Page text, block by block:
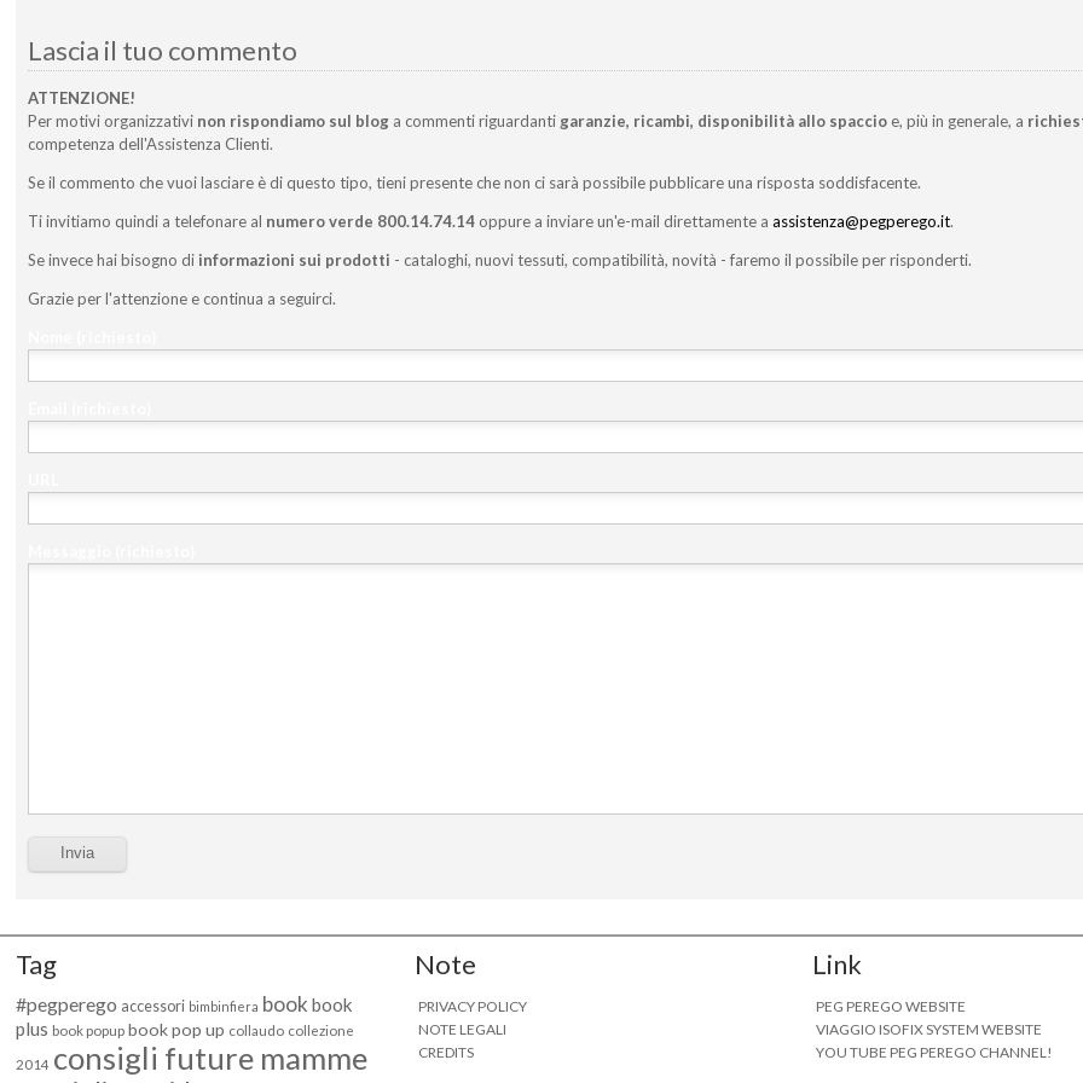
Lascia il tuo commento
ATTENZIONE!
Per motivi organizzativi non rispondiamo sul blog a commenti riguardanti garanzie, ricambi, disponibilità allo spaccio e, più in generale, a
competenza dell'Assistenza Clienti.
Se il commento che vuoi lasciare è di questo tipo, tieni presente che non ci sarà possibile pubblicare una risposta soddisfacente.
Ti invitiamo quindi a telefonare al numero verde 800.14.74.14 oppure a inviare un'e-mail direttamente aassistenza@pegperego.it.
Se invece hai bisogno di informazioni sui prodotti - cataloghi, nuovi tessuti, compatibilità, novità - faremo il possibile per risponderti.
Grazie per l'attenzione e continua a seguirci.
Tag
#pegperego accessori bimbinfiera book book
plus book popup book pop up collaudo collezione
2014 consigli future mamme
Note
PRIVACY POLICY
NOTE LEGALI
CREDITS
Link
PEG PEREGO WEBSITE
VIAGGIO ISOFIX SYSTEM WEBSITE
YOU TUBE PEG PEREGO CHANNEL!